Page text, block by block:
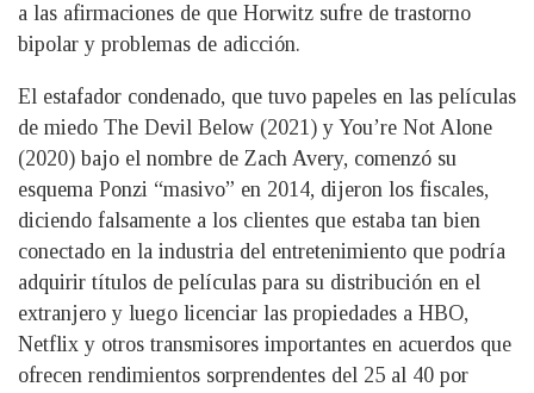
a las afirmaciones de que Horwitz sufre de trastorno
bipolar y problemas de adicción.
El estafador condenado, que tuvo papeles en las películas
de miedo The Devil Below (2021) y You’re Not Alone
(2020) bajo el nombre de Zach Avery, comenzó su
esquema Ponzi “masivo” en 2014, dijeron los fiscales,
diciendo falsamente a los clientes que estaba tan bien
conectado en la industria del entretenimiento que podría
adquirir títulos de películas para su distribución en el
extranjero y luego licenciar las propiedades a HBO,
Netflix y otros transmisores importantes en acuerdos que
ofrecen rendimientos sorprendentes del 25 al 40 por